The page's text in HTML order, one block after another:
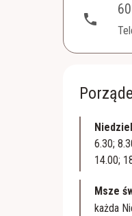
phone
6.30;
14.00;
Msze
każda